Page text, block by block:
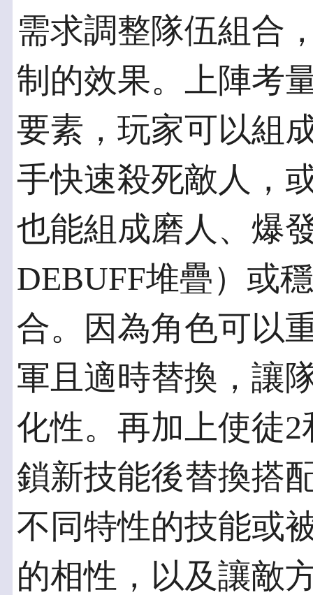
需求調整隊伍組合
制的效果。上陣考
要素，玩家可以組
手快速殺死敵人，
也能組成磨人、爆
DEBUFF堆疊）或
合。因為角色可以
軍且適時替換，讓
化性。再加上使徒
鎖新技能後替換搭
不同特性的技能或
的相性，以及讓敵